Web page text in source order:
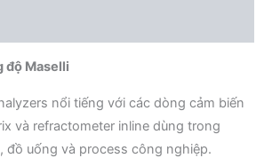
độ Maselli
nổi tiếng với các dòng cảm biến
và refractometer inline dùng trong
đồ uống và process công nghiệp.